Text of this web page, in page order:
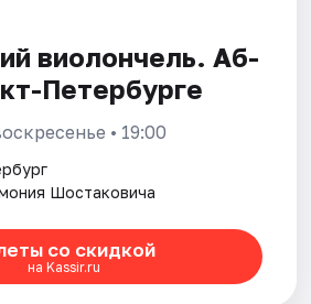
виолончель. Аб-
Петербурге
• 19:00
Шостаковича
со скидкой
на Kassir.ru